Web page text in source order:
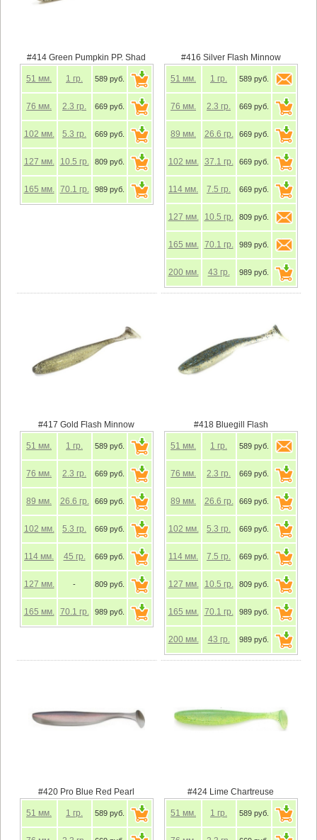
#414 Green Pumpkin PP. Shad
51 мм. 1 гр. 589 руб.
76 мм. 2.3 гр. 669 руб.
102 мм. 5.3 гр. 669 руб.
127 мм. 10.5 гр. 809 руб.
165 мм. 70.1 гр. 989 руб.
#416 Silver Flash Minnow
51 мм. 1 гр. 589 руб.
76 мм. 2.3 гр. 669 руб.
89 мм. 26.6 гр. 669 руб.
102 мм. 37.1 гр. 669 руб.
114 мм. 7.5 гр. 669 руб.
127 мм. 10.5 гр. 809 руб.
165 мм. 70.1 гр. 989 руб.
200 мм. 43 гр. 989 руб.
#417 Gold Flash Minnow
51 мм. 1 гр. 589 руб.
76 мм. 2.3 гр. 669 руб.
89 мм. 26.6 гр. 669 руб.
102 мм. 5.3 гр. 669 руб.
114 мм. 45 гр. 669 руб.
127 мм. - 809 руб.
165 мм. 70.1 гр. 989 руб.
#418 Bluegill Flash
51 мм. 1 гр. 589 руб.
76 мм. 2.3 гр. 669 руб.
89 мм. 26.6 гр. 669 руб.
102 мм. 5.3 гр. 669 руб.
114 мм. 7.5 гр. 669 руб.
127 мм. 10.5 гр. 809 руб.
165 мм. 70.1 гр. 989 руб.
200 мм. 43 гр. 989 руб.
#420 Pro Blue Red Pearl
51 мм. 1 гр. 589 руб.
#424 Lime Chartreuse
51 мм. 1 гр. 589 руб.